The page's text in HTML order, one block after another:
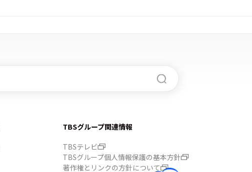
TBSグループ関連情報
TBSテレビ
TBSグループ個人情報保護の基本方針
著作権とリンクの方針について